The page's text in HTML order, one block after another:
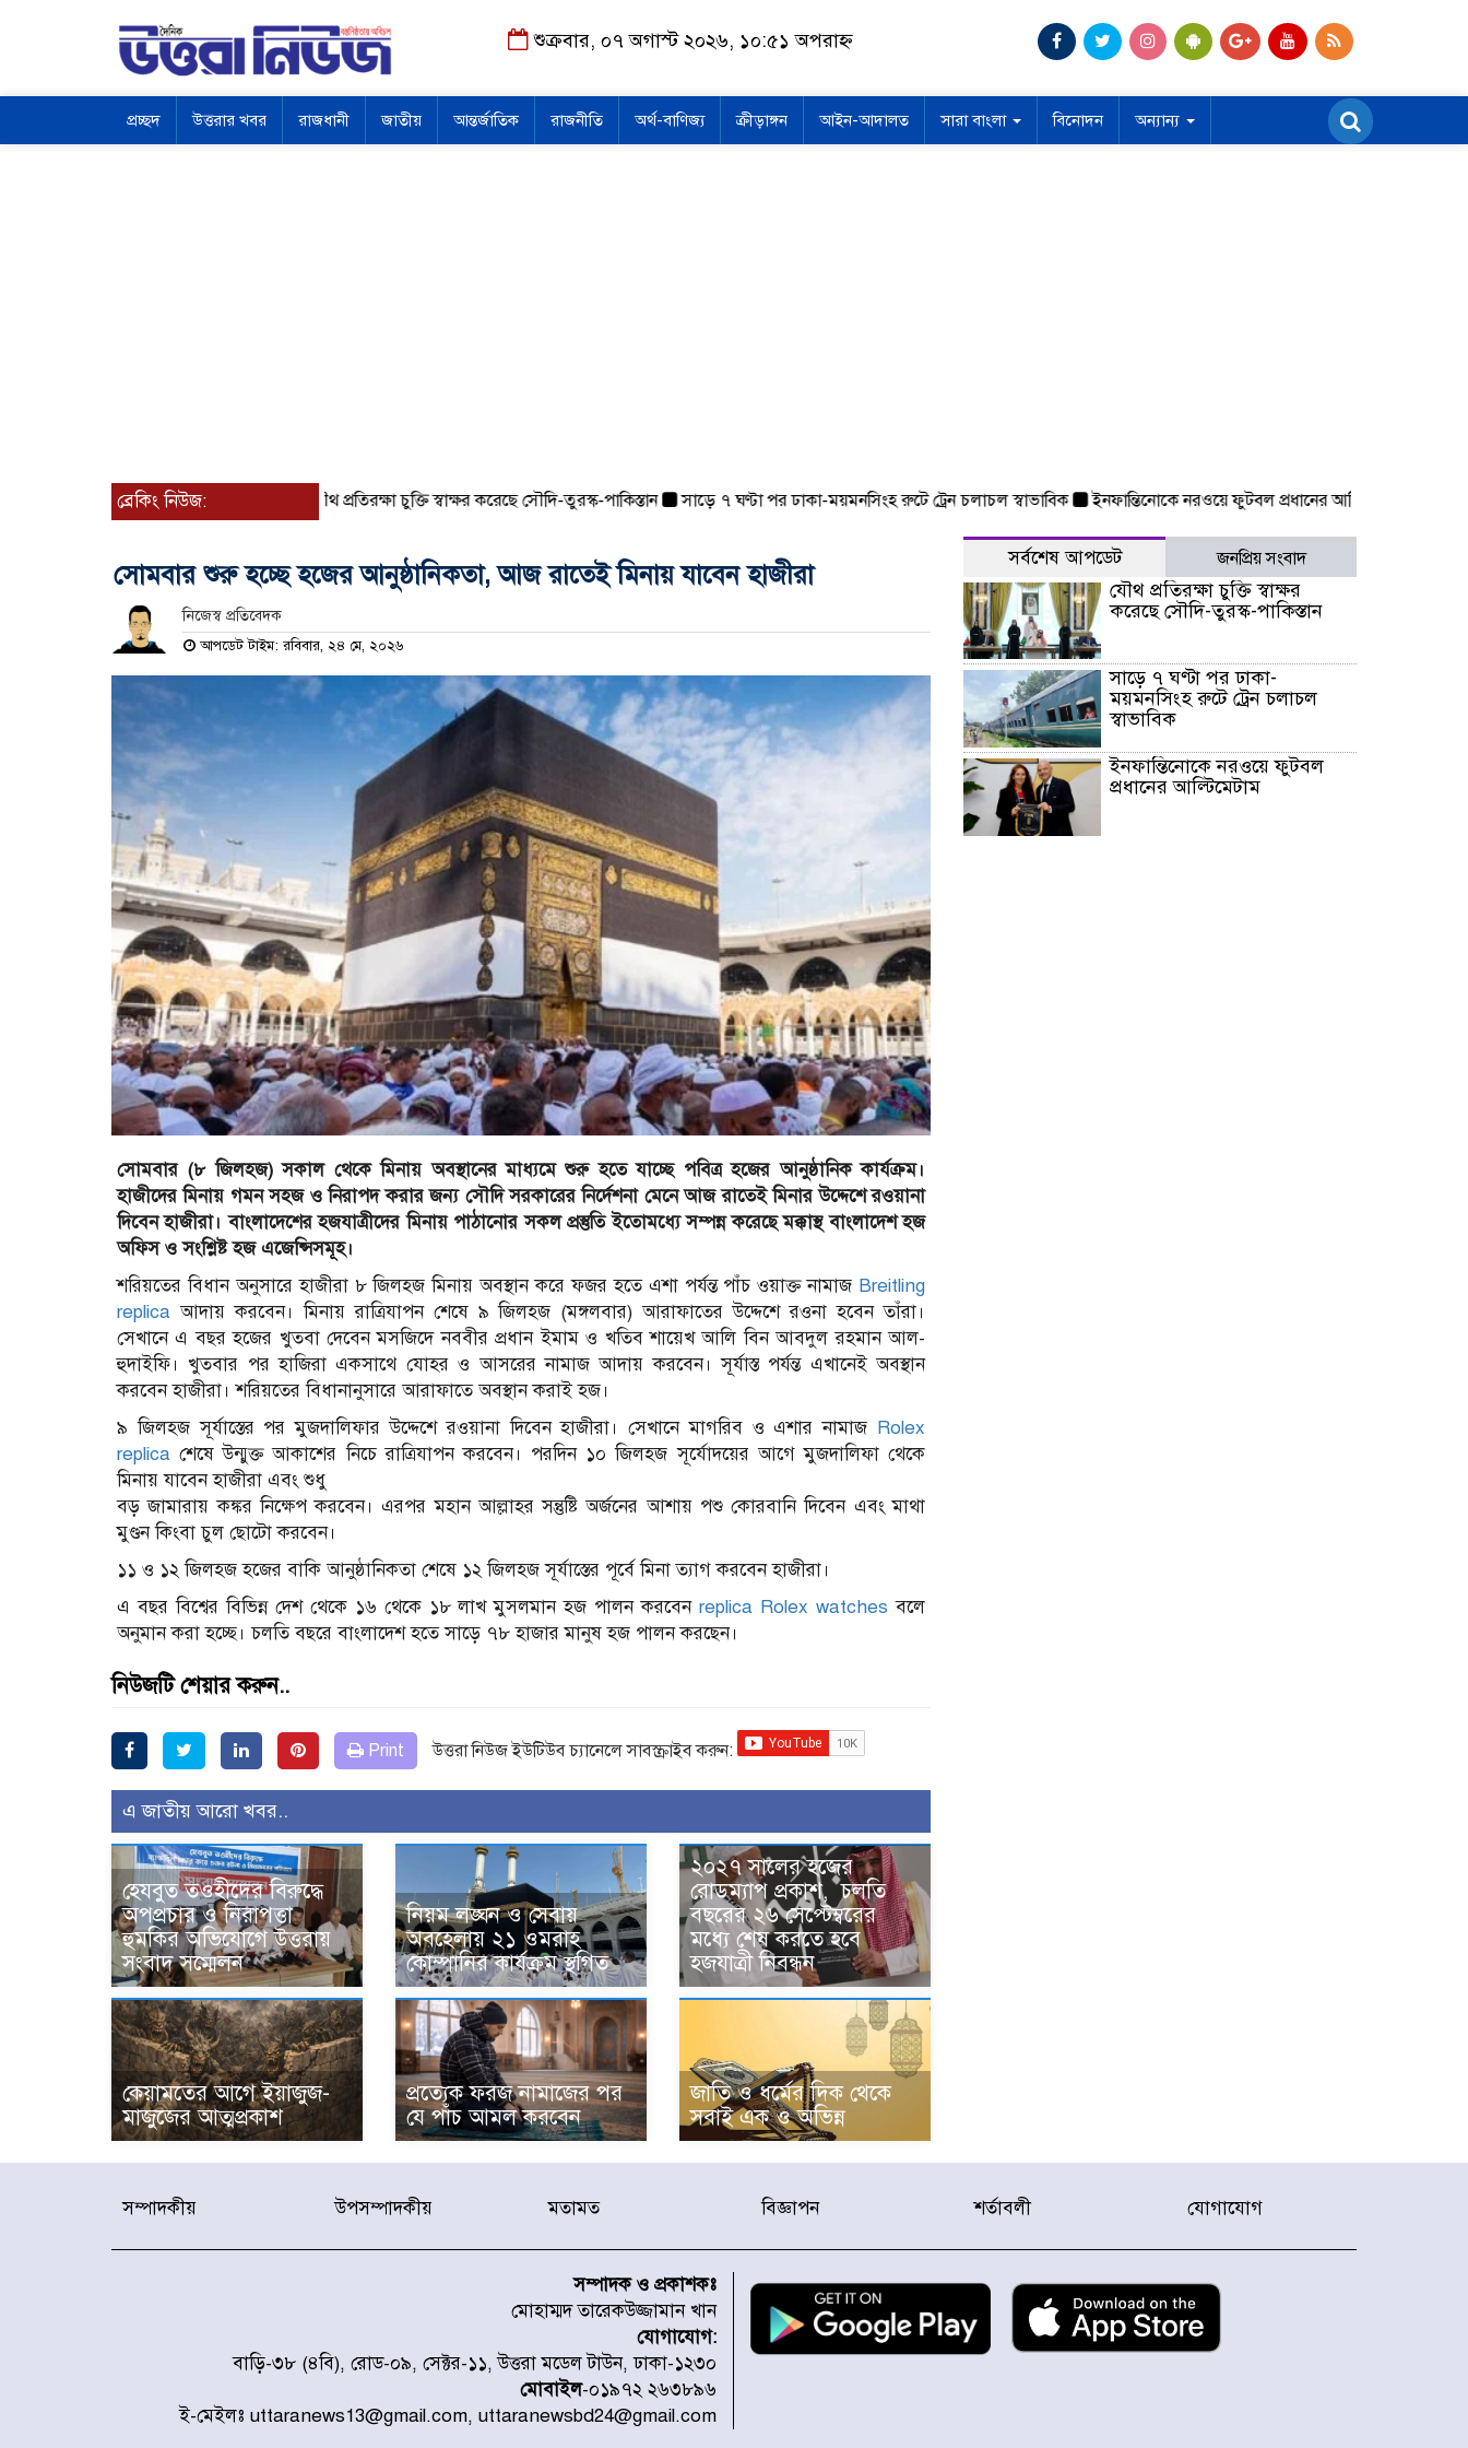
শুক্রবার, ০৭ অগাস্ট ২০২৬, ১০:৫১ অপরাহ্ন
প্রচ্ছদ উত্তরার খবর রাজধানী জাতীয় আন্তর্জাতিক রাজনীতি অর্থ-বাণিজ্য ক্রীড়াঙ্গন আইন-আদালত সারা বাংলা বিনোদন অন্যান্য
ব্রেকিং নিউজ: যৌথ প্রতিরক্ষা চুক্তি স্বাক্ষর করেছে সৌদি-তুরস্ক-পাকিস্তান সাড়ে ৭ ঘণ্টা পর ঢাকা-ময়মনসিংহ রুটে ট্রেন চলাচল স্বাভাবিক ইনফান্তিনোকে নরওয়ে ফুটবল প্রধানের আল্টিমেটাম
সোমবার শুরু হচ্ছে হজের আনুষ্ঠানিকতা, আজ রাতেই মিনায় যাবেন হাজীরা
নিজেস্ব প্রতিবেদক
আপডেট টাইম: রবিবার, ২৪ মে, ২০২৬
সোমবার (৮ জিলহজ) সকাল থেকে মিনায় অবস্থানের মাধ্যমে শুরু হতে যাচ্ছে পবিত্র হজের আনুষ্ঠানিক কার্যক্রম।
হাজীদের মিনায় গমন সহজ ও নিরাপদ করার জন্য সৌদি সরকারের নির্দেশনা মেনে আজ রাতেই মিনার উদ্দেশে রওয়ানা
দিবেন হাজীরা। বাংলাদেশের হজযাত্রীদের মিনায় পাঠানোর সকল প্রস্তুতি ইতোমধ্যে সম্পন্ন করেছে মক্কাস্থ বাংলাদেশ হজ
অফিস ও সংশ্লিষ্ট হজ এজেন্সিসমূহ।
শরিয়তের বিধান অনুসারে হাজীরা ৮ জিলহজ মিনায় অবস্থান করে ফজর হতে এশা পর্যন্ত পাঁচ ওয়াক্ত নামাজ Breitling
replica আদায় করবেন। মিনায় রাত্রিযাপন শেষে ৯ জিলহজ (মঙ্গলবার) আরাফাতের উদ্দেশে রওনা হবেন তাঁরা।
সেখানে এ বছর হজের খুতবা দেবেন মসজিদে নববীর প্রধান ইমাম ও খতিব শায়েখ আলি বিন আবদুল রহমান আল-
হুদাইফি। খুতবার পর হাজিরা একসাথে যোহর ও আসরের নামাজ আদায় করবেন। সূর্যাস্ত পর্যন্ত এখানেই অবস্থান
করবেন হাজীরা। শরিয়তের বিধানানুসারে আরাফাতে অবস্থান করাই হজ।
৯ জিলহজ সূর্যাস্তের পর মুজদালিফার উদ্দেশে রওয়ানা দিবেন হাজীরা। সেখানে মাগরিব ও এশার নামাজ Rolex
replica শেষে উন্মুক্ত আকাশের নিচে রাত্রিযাপন করবেন। পরদিন ১০ জিলহজ সূর্যোদয়ের আগে মুজদালিফা থেকে
মিনায় যাবেন হাজীরা এবং শুধু
বড় জামারায় কঙ্কর নিক্ষেপ করবেন। এরপর মহান আল্লাহর সন্তুষ্টি অর্জনের আশায় পশু কোরবানি দিবেন এবং মাথা
মুণ্ডন কিংবা চুল ছোটো করবেন।
১১ ও ১২ জিলহজ হজের বাকি আনুষ্ঠানিকতা শেষে ১২ জিলহজ সূর্যাস্তের পূর্বে মিনা ত্যাগ করবেন হাজীরা।
এ বছর বিশ্বের বিভিন্ন দেশ থেকে ১৬ থেকে ১৮ লাখ মুসলমান হজ পালন করবেনreplica Rolex watches বলে
অনুমান করা হচ্ছে। চলতি বছরে বাংলাদেশ হতে সাড়ে ৭৮ হাজার মানুষ হজ পালন করছেন।
নিউজটি শেয়ার করুন..
Print উত্তরা নিউজ ইউটিউব চ্যানেলে সাবস্ক্রাইব করুন:
এ জাতীয় আরো খবর..
হেযবুত তওহীদের বিরুদ্ধে
অপপ্রচার ও নিরাপত্তা
হুমকির অভিযোগে উত্তরায়
সংবাদ সম্মেলন
নিয়ম লঙ্ঘন ও সেবায়
অবহেলায় ২১ ওমরাহ
কোম্পানির কার্যক্রম স্থগিত
২০২৭ সালের হজের
রোডম্যাপ প্রকাশ, চলতি
বছরের ২৬ সেপ্টেম্বরের
মধ্যে শেষ করতে হবে
হজযাত্রী নিবন্ধন
কেয়ামতের আগে ইয়াজুজ-
মাজুজের আত্মপ্রকাশ
প্রত্যেক ফরজ নামাজের পর
যে পাঁচ আমল করবেন
জাতি ও ধর্মের দিক থেকে
সবাই এক ও অভিন্ন
সর্বশেষ আপডেট জনপ্রিয় সংবাদ
যৌথ প্রতিরক্ষা চুক্তি স্বাক্ষর
করেছে সৌদি-তুরস্ক-পাকিস্তান
সাড়ে ৭ ঘণ্টা পর ঢাকা-
ময়মনসিংহ রুটে ট্রেন চলাচল
স্বাভাবিক
ইনফান্তিনোকে নরওয়ে ফুটবল
প্রধানের আল্টিমেটাম
সম্পাদকীয় উপসম্পাদকীয় মতামত বিজ্ঞাপন শর্তাবলী যোগাযোগ
সম্পাদক ও প্রকাশকঃ
মোহাম্মদ তারেকউজ্জামান খান
যোগাযোগ:
বাড়ি-৩৮ (৪বি), রোড-০৯, সেক্টর-১১, উত্তরা মডেল টাউন, ঢাকা-১২৩০
মোবাইল-০১৯৭২ ২৬৩৮৯৬
ই-মেইলঃ uttaranews13@gmail.com, uttaranewsbd24@gmail.com